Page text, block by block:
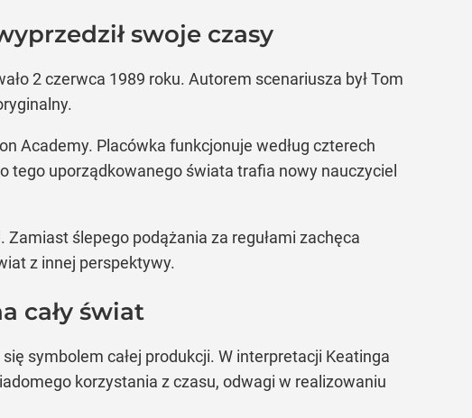
swoje czasy
2 czerwca 1989 roku. Autorem scenariusza był Tom
Academy. Placówka funkcjonuje według czterech
tego uporządkowanego świata trafia nowy nauczyciel
ślepego podążania za regułami zachęca
z innej perspektywy.
cały świat
symbolem całej produkcji. W interpretacji Keatinga
korzystania z czasu, odwagi w realizowaniu